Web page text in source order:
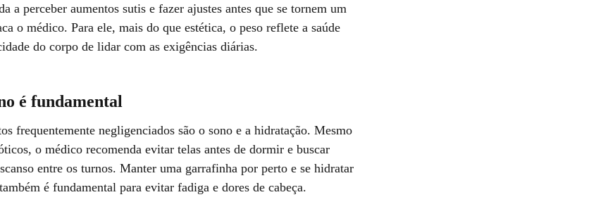
a perceber aumentos sutis e fazer ajustes antes que se tornem um
o médico. Para ele, mais do que estética, o peso reflete a saúde
do corpo de lidar com as exigências diárias.
é fundamental
frequentemente negligenciados são o sono e a hidratação. Mesmo
o médico recomenda evitar telas antes de dormir e buscar
entre os turnos. Manter uma garrafinha por perto e se hidratar
é fundamental para evitar fadiga e dores de cabeça.